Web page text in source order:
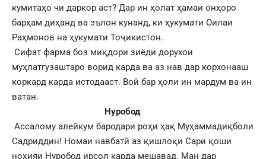
кумитаҳо чи даркор аст? Дар ин ҳолат ҳамаи онҳоро
барҳам диҳанд ва эълон кунанд, ки ҳукумати Оилаи
Раҳмонов на ҳукумати Тоҷикистон.
Сифат фарма боз миқдори зиёди дорухои
муҳлатгузаштаро ворид карда ва аз нав дар корхонааш
коркард карда истодааст. Вой бар ҳоли ин мардум ва ин
ватан.
Нуробод
Ассалому алейкум бародари роҳи ҳақ Муҳаммадиқболи
Садриддин! Номаи навбатӣ аз қишлоқи Сари қоши
ноҳияи Нуробод ирсол карда мешавад. Ман дар